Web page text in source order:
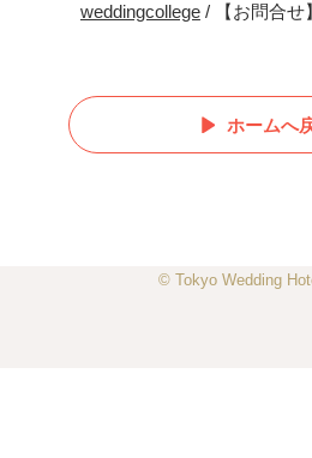
weddingcollege/ 【お問合せ
ホームへ
© Tokyo Wedding